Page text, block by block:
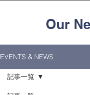
Our
EVENTS & NEWS
記事一覧